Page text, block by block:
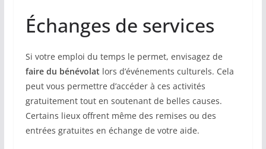
Échanges de services
Si votre emploi du temps le permet, envisagez de
faire du bénévolat lors d’événements culturels. Cela
peut vous permettre d’accéder à ces activités
gratuitement tout en soutenant de belles causes.
Certains lieux offrent même des remises ou des
entrées gratuites en échange de votre aide.